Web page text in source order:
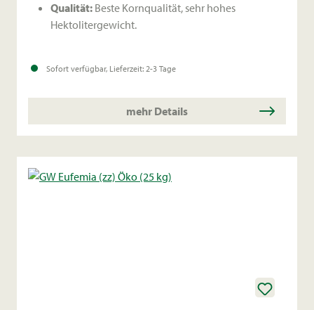
Qualität: Beste Kornqualität, sehr hohes
Hektolitergewicht.
Wachstum:Kräftige Bestockung im Herbst, beste
Für alle Standorte und Lagen geeignet.
Saatzeit:20. September bis 10. Oktober.
Sofort verfügbar, Lieferzeit: 2-3 Tage
mehr Details